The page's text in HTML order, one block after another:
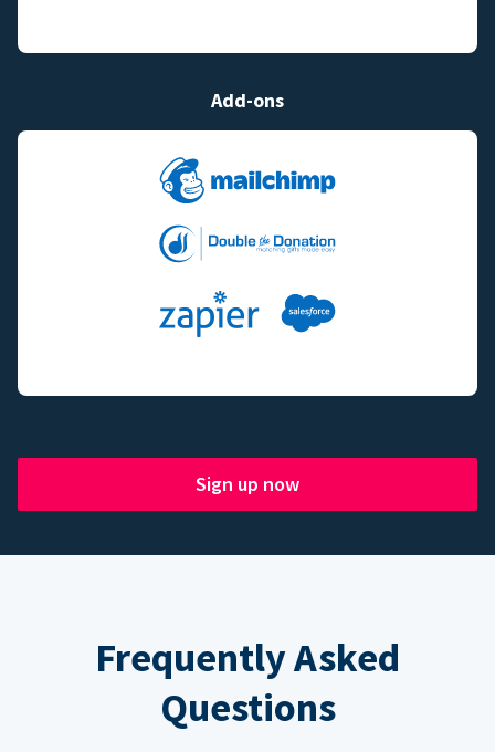
Add-ons
Sign up now
Frequently Asked
Questions